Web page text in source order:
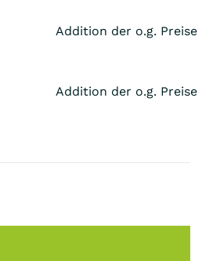
Addition der o.g. Preise
Addition der o.g. Preise